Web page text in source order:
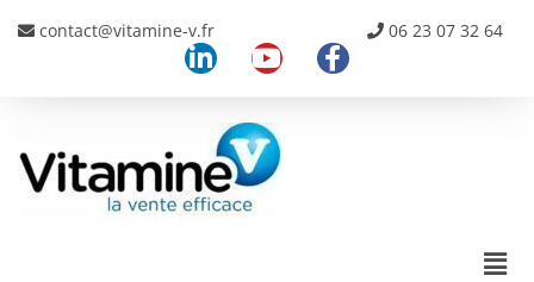
contact@vitamine-v.fr 06 23 07 32 64